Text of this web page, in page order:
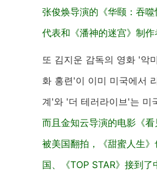
张俊焕导演的《华颐：吞
代表和《潘神的迷宫》制
또 김지운 감독의 영화 '악
화 홍련'이 이미 미국에서
계'와 '더 테러라이브'는 미
而且金知云导演的电影《
被美国翻拍，《甜蜜人生
国、《TOP STAR》接到了